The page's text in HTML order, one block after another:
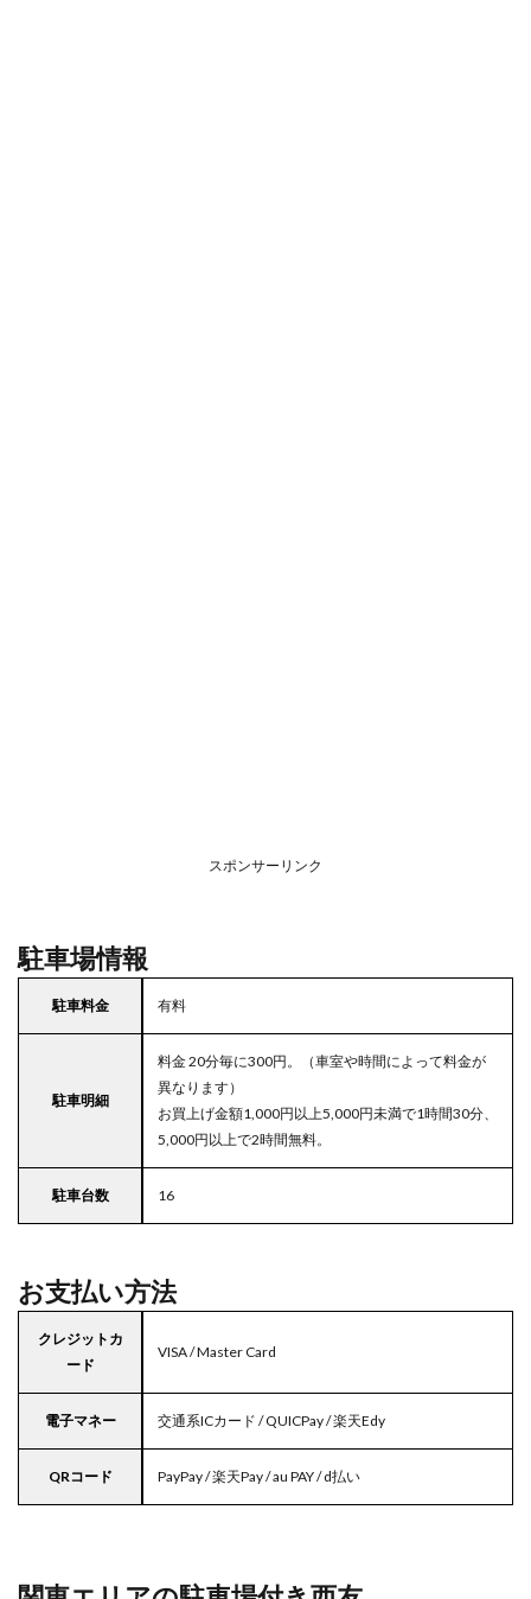
スポンサーリンク
駐車場情報
駐車料金 有料
駐車明細
料金 20分毎に300円。（車室や時間によって料金が
異なります）
お買上げ金額1,000円以上5,000円未満で1時間30分、
5,000円以上で2時間無料。
駐車台数 16
お支払い方法
クレジットカ
ード
VISA / Master Card
電子マネー 交通系ICカード / QUICPay / 楽天Edy
QRコード PayPay / 楽天Pay / au PAY / d払い